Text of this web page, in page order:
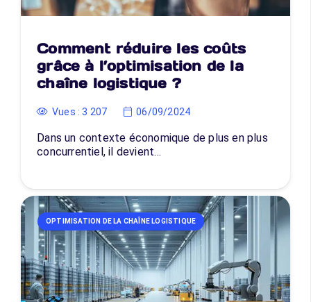
Comment réduire les coûts
grâce à l’optimisation de la
chaîne logistique ?
Vues :3 207 06/09/2024
Dans un contexte économique de plus en plus
concurrentiel, il devient…
OPTIMISATION DE LA CHAÎNE LOGISTIQUE